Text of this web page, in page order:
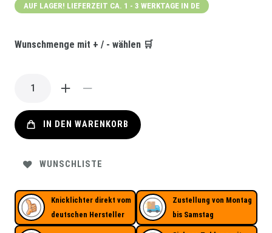
AUF LAGER! LIEFERZEIT CA. 1 - 3 WERKTAGE IN DE
Wunschmenge mit + / - wählen 🛒
IN DEN WARENKORB
WUNSCHLISTE
Knicklichter direkt vom
deutschen Hersteller
Zustellung von Montag
bis Samstag